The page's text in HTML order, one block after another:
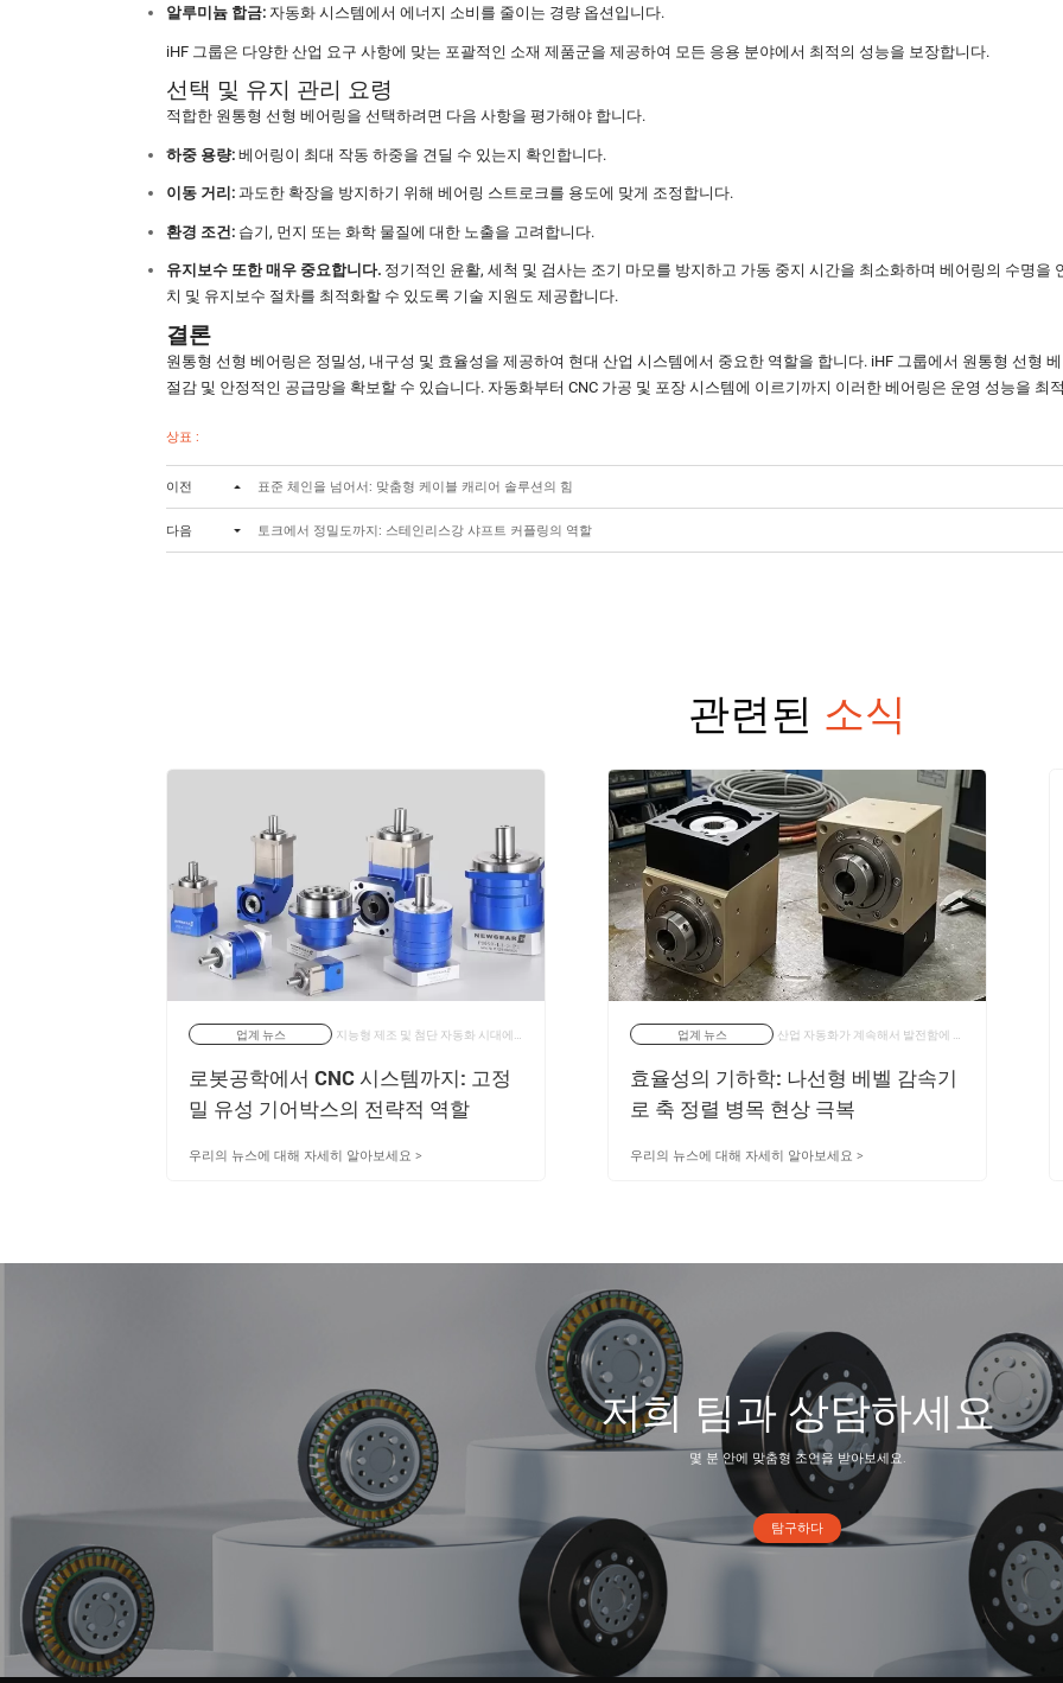
알루미늄 합금: 자동화 시스템에서 에너지 소비를 줄이는 경량 옵션입니다.
iHF 그룹은 다양한 산업 요구 사항에 맞는 포괄적인 소재 제품군을 제공하여 모든 응용 분야에서 최적의 성능을 보장합니다.
선택 및 유지 관리 요령
적합한 원통형 선형 베어링을 선택하려면 다음 사항을 평가해야 합니다.
하중 용량: 베어링이 최대 작동 하중을 견딜 수 있는지 확인합니다.
이동 거리: 과도한 확장을 방지하기 위해 베어링 스트로크를 용도에 맞게 조정합니다.
환경 조건: 습기, 먼지 또는 화학 물질에 대한 노출을 고려합니다.
유지보수 또한 매우 중요합니다. 정기적인 윤활, 세척 및 검사는 조기 마모를 방지하고 가동 중지 시간을 최소화하며 베어링의 수명을
치 및 유지보수 절차를 최적화할 수 있도록 기술 지원도 제공합니다.
결론
원통형 선형 베어링은 정밀성, 내구성 및 효율성을 제공하여 현대 산업 시스템에서 중요한 역할을 합니다. iHF 그룹에서 원통형 선형
절감 및 안정적인 공급망을 확보할 수 있습니다. 자동화부터 CNC 가공 및 포장 시스템에 이르기까지 이러한 베어링은 운영 성능을 최
상표 :
이전 표준 체인을 넘어서: 맞춤형 케이블 캐리어 솔루션의 힘
다음 토크에서 정밀도까지: 스테인리스강 샤프트 커플링의 역할
관련된 소식
업계 뉴스
로봇공학에서 CNC 시스템까지: 고정
밀 유성 기어박스의 전략적 역할
우리의 뉴스에 대해 자세히 알아보세요 >
업계 뉴스
효율성의 기하학: 나선형 베벨 감속기
로 축 정렬 병목 현상 극복
우리의 뉴스에 대해 자세히 알아보세요 >
저희 팀과 상담하세요
몇 분 안에 맞춤형 조언을 받아보세요.
탐구하다